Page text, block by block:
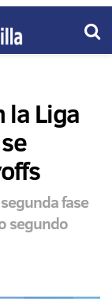
la Liga
fase
segundo